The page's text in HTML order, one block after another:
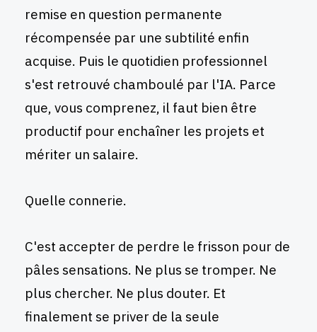
remise en question permanente
récompensée par une subtilité enfin
acquise. Puis le quotidien professionnel
s'est retrouvé chamboulé par l'IA. Parce
que, vous comprenez, il faut bien être
productif pour enchaîner les projets et
mériter un salaire.
Quelle connerie.
C'est accepter de perdre le frisson pour de
pâles sensations. Ne plus se tromper. Ne
plus chercher. Ne plus douter. Et
finalement se priver de la seule